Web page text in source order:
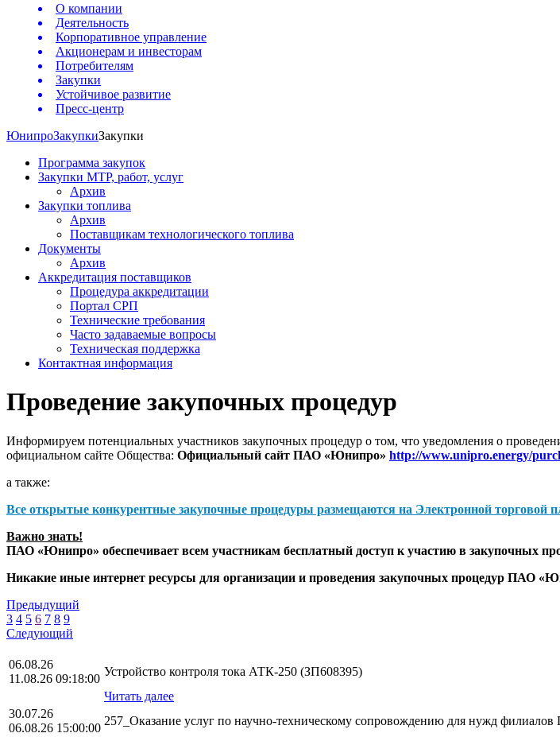
О компании
Деятельность
Корпоративное управление
Акционерам и инвесторам
Потребителям
Закупки
Устойчивое развитие
Пресс-центр
ЮнипроЗакупкиЗакупки
Программа закупок
Закупки МТР, работ, услуг
Архив
Закупки топлива
Архив
Поставщикам технологического топлива
Документы
Архив
Аккредитация поставщиков
Процедура аккредитации
Портал СРП
Технические требования
Часто задаваемые вопросы
Техническая поддержка
Контактная информация
Проведение закупочных процедур
Информируем потенциальных участников закупочных процедур о том, что уведомления о
официальном сайте Общества: Официальный сайт ПАО «Юнипро» http://www.unipro.energy/
а также:
Все открытые конкурентные закупочные процедуры размещаются на Электронной торговой
Важно знать!
ПАО «Юнипро» обеспечивает всем участникам бесплатный доступ к участию в закупочных
Никакие иные интернет ресурсы для организации и проведения закупочных процедур ПАО
Предыдущий
3 4 5 6 7 8 9
Следующий
06.08.26
11.08.26 09:18:00
Устройство контроля тока АТК-250 (ЗП608395)
Читать далее
30.07.26
06.08.26 15:00:00
257_Оказание услуг по научно-техническому сопровождению для нужд